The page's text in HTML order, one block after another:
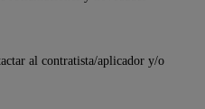
al contratista/aplicador y/o